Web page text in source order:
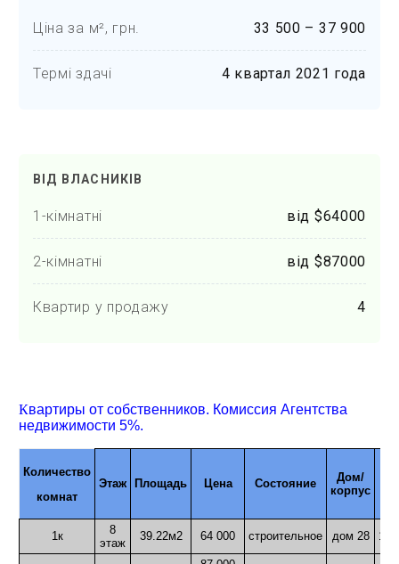
Ціна за м², грн. 33 500 – 37 900
Термі здачі 4 квартал 2021 года
ВІД ВЛАСНИКІВ
1-кімнатні від $64000
2-кімнатні від $87000
Квартир у продажу 4
Квартиры от собственников. Комиссия Агентства
недвижимости 5%.
Количество
комнат
Этаж Площадь Цена Состояние
Дом/
корпус
1к
8
этаж
39.22м2 64 000 строительное дом 28